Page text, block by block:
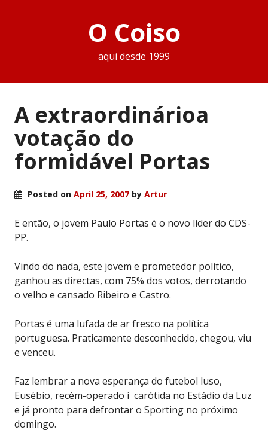
O Coiso
aqui desde 1999
A extraordinárioa
votação do
formidável Portas
Posted on April 25, 2007 by Artur
E então, o jovem Paulo Portas é o novo líder do CDS-
PP.
Vindo do nada, este jovem e prometedor político,
ganhou as directas, com 75% dos votos, derrotando
o velho e cansado Ribeiro e Castro.
Portas é uma lufada de ar fresco na política
portuguesa. Praticamente desconhecido, chegou, viu
e venceu.
Faz lembrar a nova esperança do futebol luso,
Eusébio, recém-operado í carótida no Estádio da Luz
e já pronto para defrontar o Sporting no próximo
domingo.